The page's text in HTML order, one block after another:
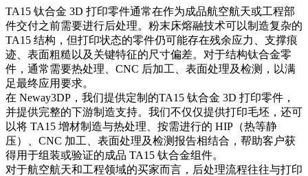
TA15 钛合金 3D 打印零件通常在作为成品航空航天或工程部
件交付之前需要进行后处理。粉末床熔融技术可以制造复杂的
TA15 结构，但打印状态的零件仍可能存在残余应力、支撑痕
迹、表面粗糙以及关键特征的尺寸偏差。对于结构钛合金零
件，通常需要热处理、CNC 后加工、表面处理及检测，以满
足最终应用要求。
在 Neway3DP，我们提供定制的TA15 钛合金 3D 打印零件 ，
并提供完整的下游制造支持。我们不仅仅提供打印毛坯，还可
以将 TA15 增材制造与热处理、按需进行的 HIP（热等静
压）、CNC 加工、表面处理及检测报告相结合，帮助客户获
得用于组装或验证的成品 TA15 钛合金组件。
对于航空航天和工程领域的买家而言，后处理流程往往与打印